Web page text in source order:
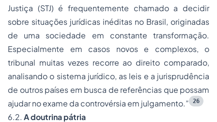
Justiça (STJ) é frequentemente chamado a decidir
sobre situações jurídicas inéditas no Brasil, originadas
de uma sociedade em constante transformação.
Especialmente em casos novos e complexos, o
tribunal muitas vezes recorre ao direito comparado,
analisando o sistema jurídico, as leis e a jurisprudência
de outros países em busca de referências que possam
ajudar no exame da controvérsia em julgamento.”
26
6.2. A doutrina pátria